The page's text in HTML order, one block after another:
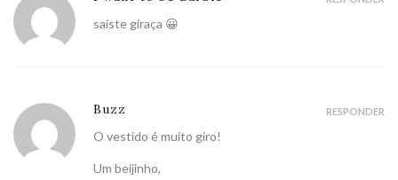
saiste giraça 😀
Buzz
O vestido é muito giro!
Um beijinho,
RESPONDER